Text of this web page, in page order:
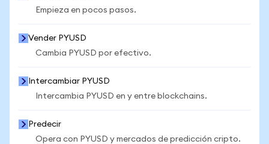
Empieza en pocos pasos.
Vender PYUSD
Cambia PYUSD por efectivo.
Intercambiar PYUSD
Intercambia PYUSD en y entre blockchains.
Predecir
Opera con PYUSD y mercados de predicción cripto.